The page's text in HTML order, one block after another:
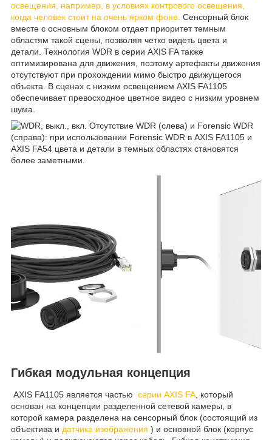
освещения, например, в условиях контрового освещения,
когда человек стоит на очень ярком фоне. Сенсорный блок
вместе с основным блоком отдает приоритет темным
областям такой сцены, позволяя четко видеть цвета и
детали. Технология WDR в серии AXIS FA также
оптимизирована для движения, поэтому артефакты движения
отсутствуют при прохождении мимо быстро движущегося
объекта. В сценах с низким освещением AXIS FA1105
обеспечивает превосходное цветное видео с низким уровнем
шума.
Отсутствие WDR (слева) и Forensic WDR
(справа): при использовании Forensic WDR в AXIS FA1105 и
AXIS FA54 цвета и детали в темных областях становятся
более заметными.
Гибкая модульная концепция
AXIS FA1105 является частью серии AXIS FA , который
основан на концепции разделенной сетевой камеры, в
которой камера разделена на сенсорный блок (состоящий из
объектива и датчика изображения ) и основной блок (корпус